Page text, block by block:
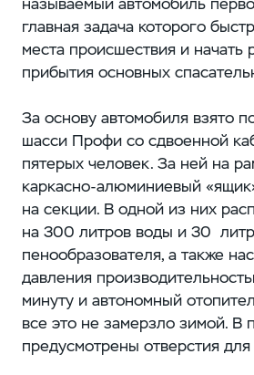
главная задача которого
места происшествия и начать
прибытия основных
За основу автомобиля взято
шасси Профи со сдвоенной
пятерых человек. За ней на
каркасно-алюминиевый
на секции. В одной из них
на 300 литров воды и 30
пенообразователя, а также
давления
минуту и автономный
все это не замерзло зимой. В
предусмотрены отверстия